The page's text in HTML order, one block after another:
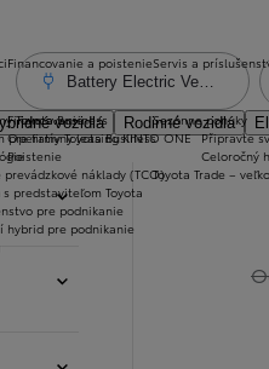
vozidlá Rodinné vozidlá
Toyota Business
pre firmy Toyota Business
prevádzkové náklady (TCO)
s predstaviteľom Toyota
pre podnikanie
hybrid pre podnikanie
Financovanie a poistenie
Financovanie
Operatívny leasing KINTO ONE
Poistenie
Servis a
Sezónne ponuky
Připravte
Celoročný
Toyota Trade –
Battery Electric Vehicle
18